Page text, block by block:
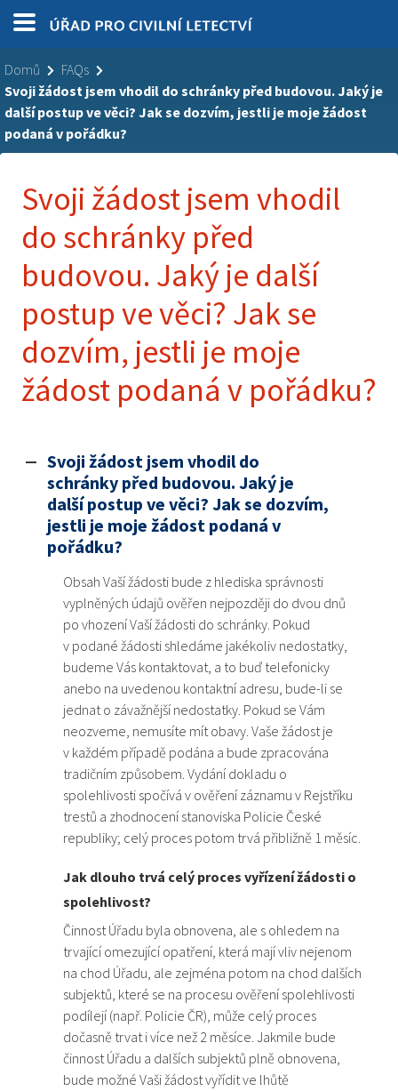
Domů
FAQs
Svoji žádost jsem vhodil do schránky před budovou. Jaký je
další postup ve věci? Jak se dozvím, jestli je moje žádost
podaná v pořádku?
Svoji žádost jsem vhodil
do schránky před
budovou. Jaký je další
postup ve věci? Jak se
dozvím, jestli je moje
žádost podaná v pořádku?
A
Svoji žádost jsem vhodil do
schránky před budovou. Jaký je
další postup ve věci? Jak se dozvím,
jestli je moje žádost podaná v
pořádku?
Obsah Vaší žádosti bude z hlediska správnosti
vyplněných údajů ověřen nejpozději do dvou dnů
po vhození Vaší žádosti do schránky. Pokud
v podané žádosti shledáme jakékoliv nedostatky,
budeme Vás kontaktovat, a to buď telefonicky
anebo na uvedenou kontaktní adresu, bude-li se
jednat o závažnější nedostatky. Pokud se Vám
neozveme, nemusíte mít obavy. Vaše žádost je
v každém případě podána a bude zpracována
tradičním způsobem. Vydání dokladu o
spolehlivosti spočívá v ověření záznamu v Rejstříku
trestů a zhodnocení stanoviska Policie České
republiky; celý proces potom trvá přibližně 1 měsíc.
Jak dlouho trvá celý proces vyřízení žádosti o
spolehlivost?
Činnost Úřadu byla obnovena, ale s ohledem na
trvající omezující opatření, která mají vliv nejenom
na chod Úřadu, ale zejména potom na chod dalších
subjektů, které se na procesu ověření spolehlivosti
podílejí (např. Policie ČR), může celý proces
dočasně trvat i více než 2 měsíce. Jakmile bude
činnost Úřadu a dalších subjektů plně obnovena,
bude možné Vaši žádost vyřídit ve lhůtě